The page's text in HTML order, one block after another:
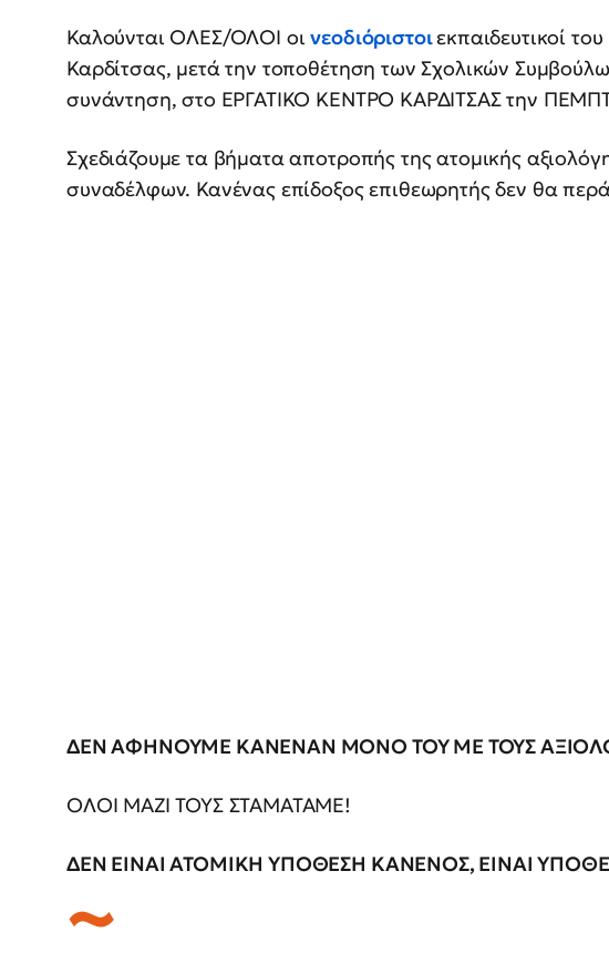
Καλούνται ΟΛΕΣ/ΟΛΟΙ οινεοδιόριστοιεκπαιδευτικοί
Καρδίτσας, μετά την τοποθέτηση των Σχολικών
συνάντηση, στο ΕΡΓΑΤΙΚΟ ΚΕΝΤΡΟ ΚΑΡΔΙΤΣΑΣ την
Σχεδιάζουμε τα βήματα αποτροπής της ατομικής
συναδέλφων. Κανένας επίδοξος επιθεωρητής δεν θα
ΔΕΝ ΑΦΗΝΟΥΜΕ ΚΑΝΕΝΑΝ ΜΟΝΟ ΤΟΥ ΜΕ ΤΟΥΣ
ΟΛΟΙ ΜΑΖΙ ΤΟΥΣ ΣΤΑΜΑΤΑΜΕ!
ΔΕΝ ΕΙΝΑΙ ΑΤΟΜΙΚΗ ΥΠΟΘΕΣΗ ΚΑΝΕΝΟΣ, ΕΙΝΑΙ